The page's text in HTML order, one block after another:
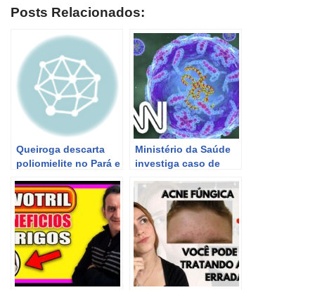
Posts Relacionados:
Queiroga descarta
poliomielite no Pará e
à vacinação | CNN
360°
Ministério da Saúde
investiga caso de
CNN 360°